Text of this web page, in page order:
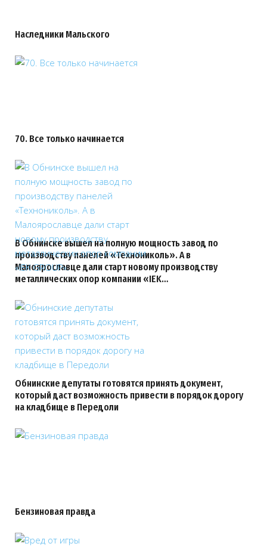
Наследники Мальского
70. Все только начинается
В Обнинске вышел на полную мощность завод по
производству панелей «Технониколь». А в
Малоярославце дали старт новому производству
металлических опор компании «IEK…
Обнинские депутаты готовятся принять документ,
который даст возможность привести в порядок дорогу
на кладбище в Передоли
Бензиновая правда